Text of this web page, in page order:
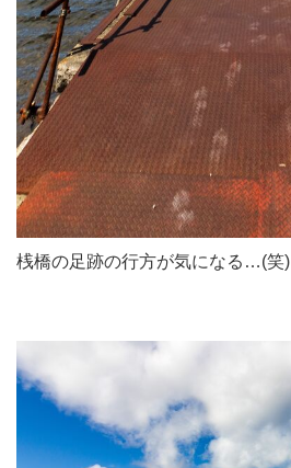
桟橋の足跡の行方が気になる…(笑)